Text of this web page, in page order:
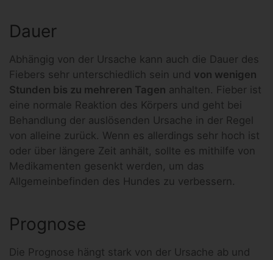
Dauer
Abhängig von der Ursache kann auch die Dauer des
Fiebers sehr unterschiedlich sein und von wenigen
Stunden bis zu mehreren Tagen anhalten. Fieber ist
eine normale Reaktion des Körpers und geht bei
Behandlung der auslösenden Ursache in der Regel
von alleine zurück. Wenn es allerdings sehr hoch ist
oder über längere Zeit anhält, sollte es mithilfe von
Medikamenten gesenkt werden, um das
Allgemeinbefinden des Hundes zu verbessern.
Prognose
Die Prognose hängt stark von der Ursache ab und